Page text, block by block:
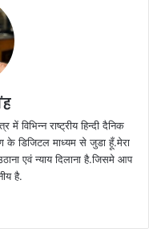
विभिन्न राष्ट्रीय हिन्दी दैनिक
के डिजिटल माध्यम से जुडा हूँ.मेरा
एवं न्याय दिलाना है.जिसमे आप
है.